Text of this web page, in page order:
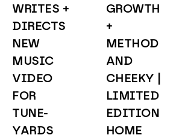
WRITES +
DIRECTS
NEW
MUSIC
VIDEO
FOR
TUNE-
YARDS
GROWTH
+
METHOD
AND
CHEEKY |
LIMITED
EDITION
HOME